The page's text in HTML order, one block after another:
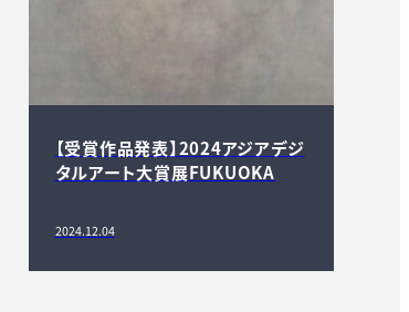
【受賞作品発表】2024アジアデジ
タルアート大賞展FUKUOKA
2024.12.04